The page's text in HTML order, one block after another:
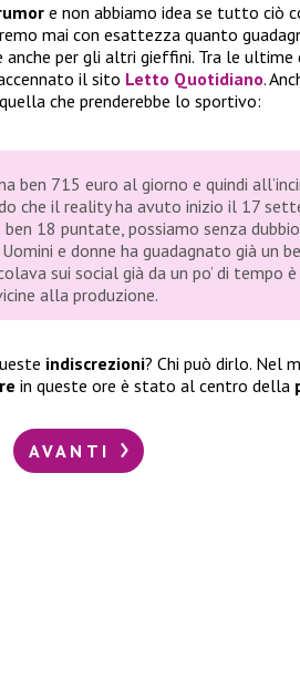
e non abbiamo idea se tutto ciò
mai con esattezza quanto
anche per gli altri gieffini. Tra le ultime
il sito Letto Quotidiano.
che prenderebbe lo sportivo:
ben 715 euro al giorno e quindi
che il reality ha avuto inizio il 17
18 puntate, possiamo senza dubbio
e donne ha guadagnato già un
sui social già da un po’ di tempo
alla produzione.
indiscrezioni? Chi può dirlo. Nel
in queste ore è stato al centro della
AVANTI